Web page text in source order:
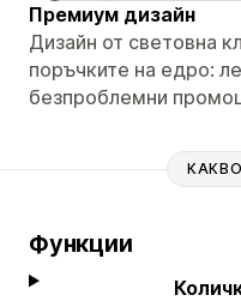
Премиум дизайн
Дизайн от световна
поръчките на едро:
безпроблемни
Функции